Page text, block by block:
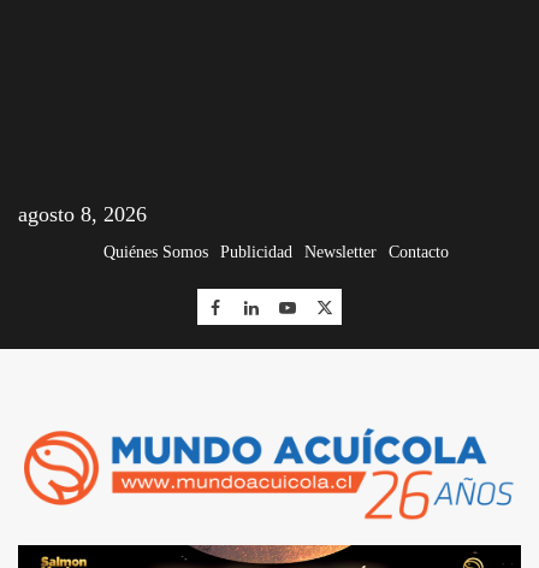
agosto 8, 2026
Quiénes Somos Publicidad Newsletter Contacto